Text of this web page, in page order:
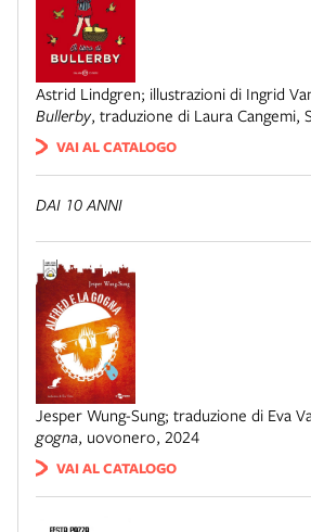
Astrid Lindgren; illustrazioni di Ingrid
Bullerby, traduzione di Laura Cangemi,
VAI AL CATALOGO
DAI 10 ANNI
Jesper Wung-Sung; traduzione di Eva
gogna, uovonero, 2024
VAI AL CATALOGO